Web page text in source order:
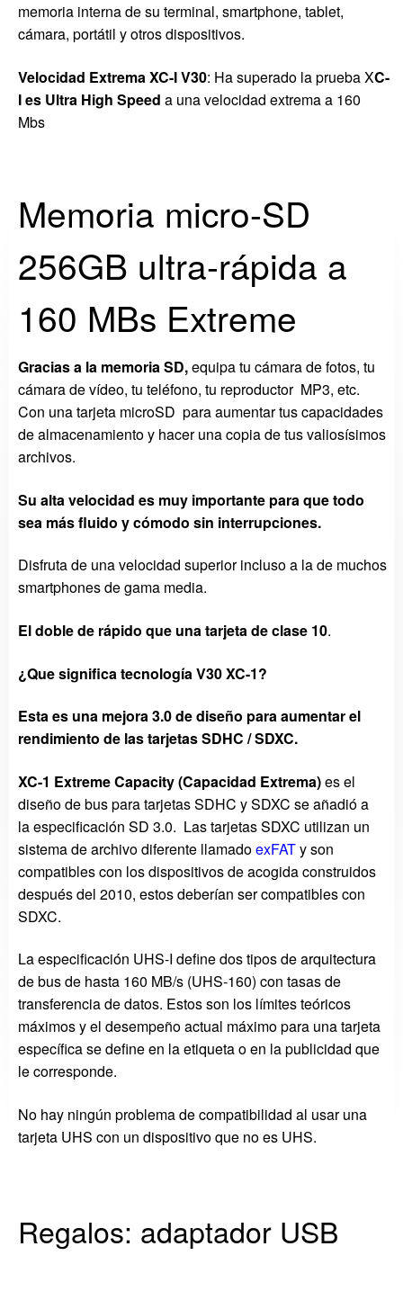
memoria interna de su terminal, smartphone, tablet,
cámara, portátil y otros dispositivos.
Velocidad Extrema XC-I V30: Ha superado la prueba XC-
I es Ultra High Speed a una velocidad extrema a 160
Mbs
Memoria micro-SD
256GB ultra-rápida a
160 MBs Extreme
Gracias a la memoria SD,equipa tu cámara de fotos, tu
cámara de vídeo, tu teléfono, tu reproductor MP3, etc.
Con una tarjeta microSD para aumentar tus capacidades
de almacenamiento y hacer una copia de tus valiosísimos
archivos.
Su alta velocidad es muy importante para que todo
sea más fluido y cómodo sin interrupciones.
Disfruta de una velocidad superior incluso a la de muchos
smartphones de gama media.
El doble de rápido que una tarjeta de clase 10.
¿Que significa tecnología V30 XC-1?
Esta es una mejora 3.0 de diseño para aumentar el
rendimiento de las tarjetas SDHC / SDXC.
XC-1 Extreme Capacity (Capacidad Extrema)es el
diseño de bus para tarjetas SDHC y SDXC se añadió a
la especificación SD 3.0. Las tarjetas SDXC utilizan un
sistema de archivo diferente llamadoexFATy son
compatibles con los dispositivos de acogida construidos
después del 2010, estos deberían ser compatibles con
SDXC.
La especificación UHS-I define dos tipos de arquitectura
de bus de hasta 160 MB/s (UHS-160) con tasas de
transferencia de datos. Estos son los límites teóricos
máximos y el desempeño actual máximo para una tarjeta
específica se define en la etiqueta o en la publicidad que
le corresponde.
No hay ningún problema de compatibilidad al usar una
tarjeta UHS con un dispositivo que no es UHS.
Regalos: adaptador USB